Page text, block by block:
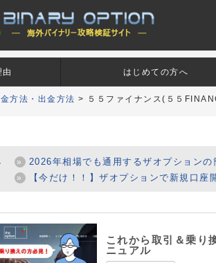
はじめての方へ
方法・出金方法 > ５５ファイナンス(５５
2026年相場でも通用するザオプション
【今だけ！！】ザオプションで新規口
これから取引＆乗り
ニュアル